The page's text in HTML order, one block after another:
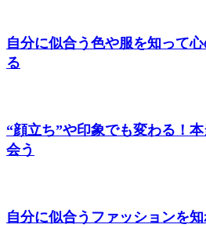
自分に似合う色や服を知って
る
“顔立ち”や印象でも変わる！
会う
自分に似合うファッションを